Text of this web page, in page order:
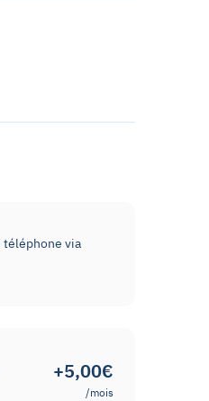
téléphone via
+5,00€
/mois